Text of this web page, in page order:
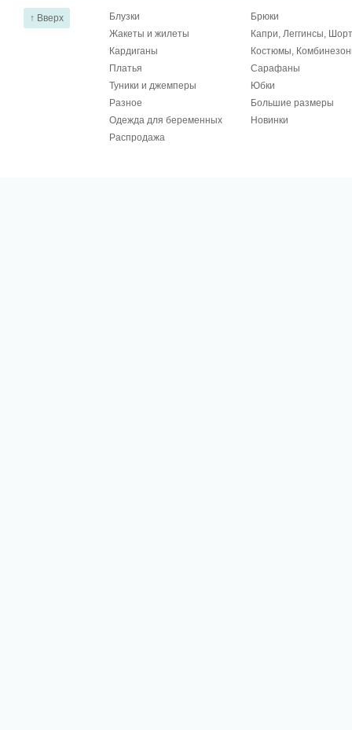
↑ Вверх Блузки
Брюки
Жакеты и жилеты
Капри, Леггинсы,
Кардиганы
Костюмы,
Платья
Сарафаны
Туники и джемперы
Юбки
Разное
Большие размеры
Одежда для беременных
Новинки
Распродажа